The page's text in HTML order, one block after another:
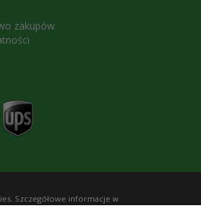
zakupów
Szczegółowe informacje w